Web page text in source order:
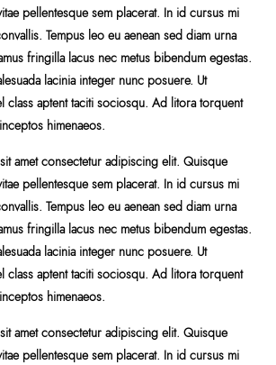
pellentesque sem placerat. In id cursus mi
Tempus leo eu aenean sed diam urna
fringilla lacus nec metus bibendum egestas.
lacinia integer nunc posuere. Ut
class aptent taciti sociosqu. Ad litora torquent
himenaeos.
amet consectetur adipiscing elit. Quisque
pellentesque sem placerat. In id cursus mi
Tempus leo eu aenean sed diam urna
fringilla lacus nec metus bibendum egestas.
lacinia integer nunc posuere. Ut
class aptent taciti sociosqu. Ad litora torquent
himenaeos.
amet consectetur adipiscing elit. Quisque
pellentesque sem placerat. In id cursus mi